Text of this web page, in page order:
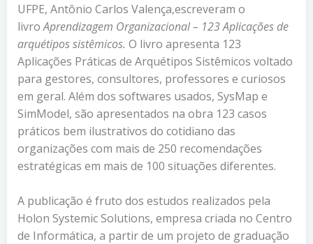
UFPE, Antônio Carlos Valença,escreveram o
livroAprendizagem Organizacional – 123 Aplicações de
arquétipos sistêmicos. O livro apresenta 123
Aplicações Práticas de Arquétipos Sistêmicos voltado
para gestores, consultores, professores e curiosos
em geral. Além dos softwares usados, SysMap e
SimModel, são apresentados na obra 123 casos
práticos bem ilustrativos do cotidiano das
organizações com mais de 250 recomendações
estratégicas em mais de 100 situações diferentes.
A publicação é fruto dos estudos realizados pela
Holon Systemic Solutions, empresa criada no Centro
de Informática, a partir de um projeto de graduação